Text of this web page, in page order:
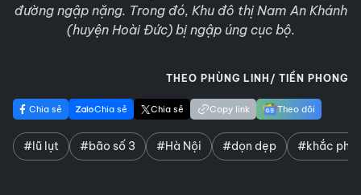
đường ngập nặng. Trong đó, Khu đô thị Nam An Khánh
(huyện Hoài Đức) bị ngập úng cục bộ.
THEO PHÙNG LINH/ TIỀN PHONG
Chia sẻ Chia sẻ Chia sẻ Copy link Theo dõi
#lũ lụt #bão số 3 #Hà Nội #dọn dẹp #khắc